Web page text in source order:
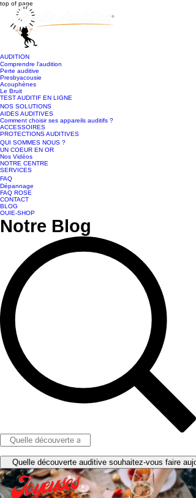
top of page
AUDITION
Comprendre l'audition
Perte auditive
Presbyacousie
Acouphènes
Le Bruit
TEST AUDITIF EN LIGNE
NOS SOLUTIONS
AIDES AUDITIVES
Comment choisir ses appareils auditifs ?
ACCESSOIRES
PROTECTIONS AUDITIVES
QUI SOMMES NOUS ?
UN COEUR EN OR
Nos Vidéos
NOTRE CENTRE
SERVICES
FAQ
Dépannage
FAQ ROSE
CONTACT
BLOG
OUIE-SHOP
Notre Blog